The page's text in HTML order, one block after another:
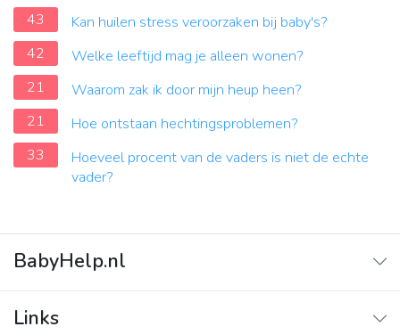
43
Kan huilen stress veroorzaken bij baby's?
42
Welke leeftijd mag je alleen wonen?
21
Waarom zak ik door mijn heup heen?
21
Hoe ontstaan hechtingsproblemen?
33
Hoeveel procent van de vaders is niet de echte
vader?
BabyHelp.nl
Vraag & Antwoord
Links